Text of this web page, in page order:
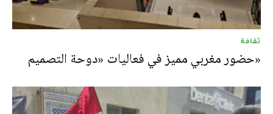
ثقافة
«حضور مغربي مميز في فعاليات «دوحة التصميم